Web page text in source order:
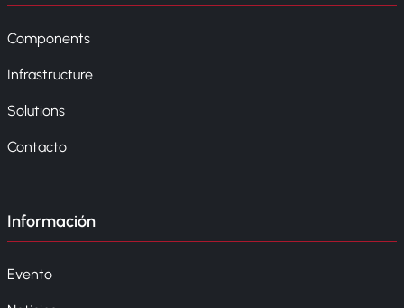
Components
Infrastructure
Solutions
Contacto
Información
Evento